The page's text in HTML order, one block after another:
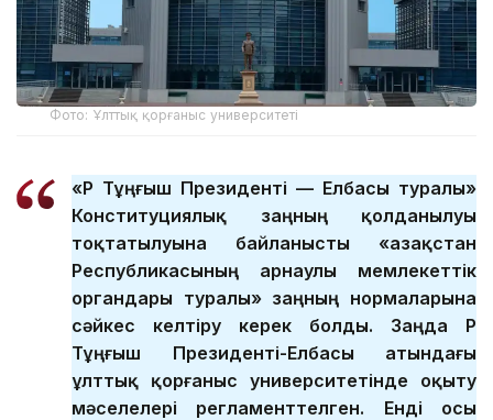
Фото: Ұлттық қорғаныс университеті
«ҚР Тұңғыш Президенті — Елбасы туралы»
Конституциялық заңның қолданылуы
тоқтатылуына байланысты «Қазақстан
Республикасының арнаулы мемлекеттік
органдары туралы» заңның нормаларына
сәйкес келтіру керек болды. Заңда ҚР
Тұңғыш Президенті-Елбасы атындағы
ұлттық қорғаныс университетінде оқыту
мәселелері регламенттелген. Енді осы